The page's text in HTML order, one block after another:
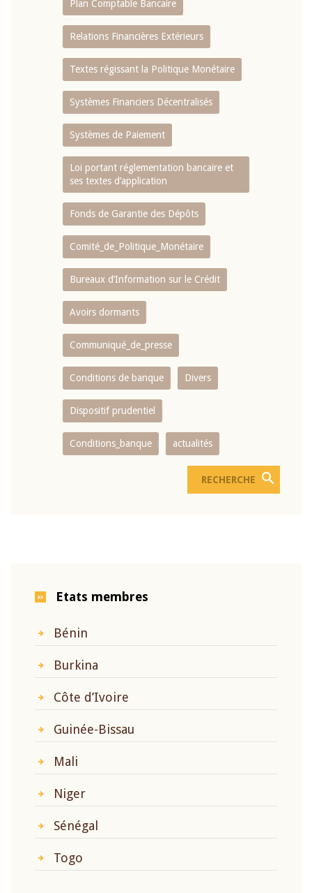
Plan Comptable Bancaire
Relations Financières Extérieurs
Textes régissant la Politique Monétaire
Systèmes Financiers Décentralisés
Systèmes de Paiement
Loi portant réglementation bancaire et
ses textes d’application
Fonds de Garantie des Dépôts
Comité_de_Politique_Monétaire
Bureaux d’Information sur le Crédit
Avoirs dormants
Communiqué_de_presse
Conditions de banque Divers
Dispositif prudentiel
Conditions_banque actualités
Etats membres
Bénin
Burkina
Côte d’Ivoire
Guinée-Bissau
Mali
Niger
Sénégal
Togo